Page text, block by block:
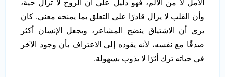
الأمل لا من الألم، فهو دليل على أن الروح لا تزال حية،
وأن القلب لا يزال قادرًا على التعلق بما يمنحه معنى. كان
يرى أن الاشتياق ينضج المشاعر، ويجعل الإنسان أكثر
صدقًا مع نفسه، لأنه يقوده إلى الاعتراف بأن وجود الآخر
في حياته ترك أثرًا لا يذوب بسهولة.